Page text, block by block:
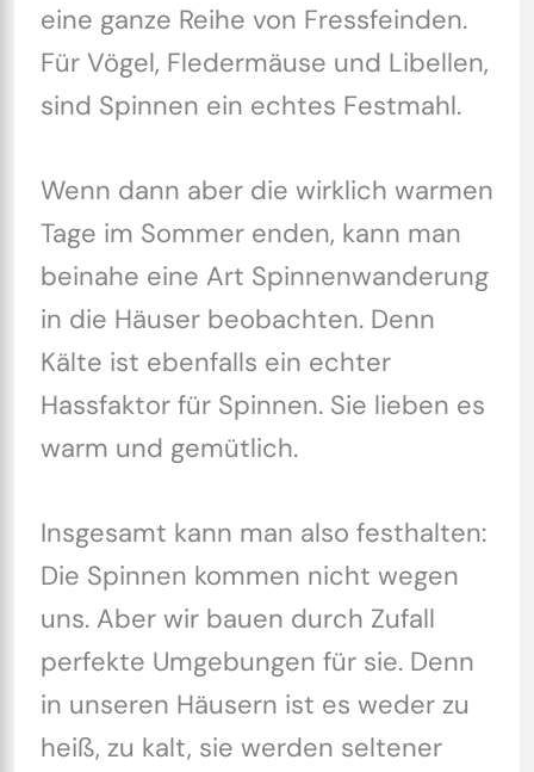
eine ganze Reihe von Fressfeinden.
Für Vögel, Fledermäuse und Libellen,
sind Spinnen ein echtes Festmahl.
Wenn dann aber die wirklich warmen
Tage im Sommer enden, kann man
beinahe eine Art Spinnenwanderung
in die Häuser beobachten. Denn
Kälte ist ebenfalls ein echter
Hassfaktor für Spinnen. Sie lieben es
warm und gemütlich.
Insgesamt kann man also festhalten:
Die Spinnen kommen nicht wegen
uns. Aber wir bauen durch Zufall
perfekte Umgebungen für sie. Denn
in unseren Häusern ist es weder zu
heiß, zu kalt, sie werden seltener